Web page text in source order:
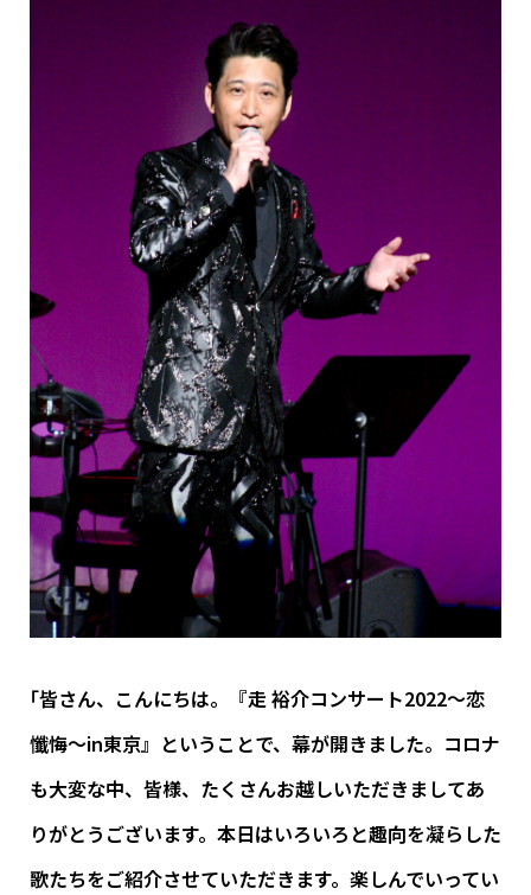
｢皆さん、こんにちは。『走 裕介コンサート2022～恋
懺悔～in東京』ということで、幕が開きました。コロナ
も大変な中、皆様、たくさんお越しいただきましてあ
りがとうございます。本日はいろいろと趣向を凝らした
歌たちをご紹介させていただきます。楽しんでいってい